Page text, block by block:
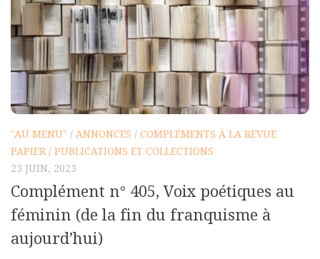
Vous abonner
Commander un numéro PDF
Commander un numéro papier
Pour publier / Normes
Pour publier
Normes typographiques
"AU MENU" / ANNONCES / COMPLÉMENTS À LA REVUE
PAPIER/ PUBLICATIONS ET COLLECTIONS
23 JUIN, 2023
Complément n° 405, Voix poétiques au
féminin (de la fin du franquisme à
aujourd’hui)